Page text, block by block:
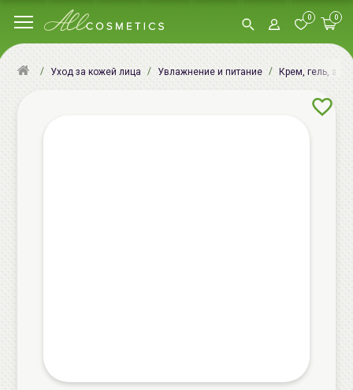
0 0
Уход за кожей лица Увлажнение и питание Крем, гель,